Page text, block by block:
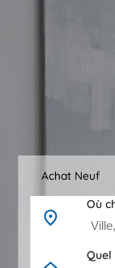
Achat Neuf
Où